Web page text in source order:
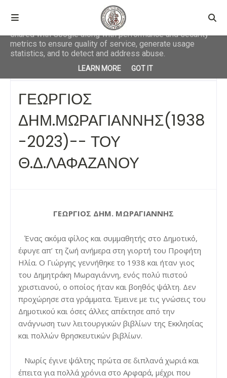
ΔΗΜ.ΜΩΡΑΓΙΑΝΝΗΣ(1938-2023)-- ΤΟΥ Θ.Δ.ΛΑΦΑΖΑΝΟΥ
ΓΕΩΡΓΙΟΣ
ΔΗΜ.ΜΩΡΑΓΙΑΝΝΗΣ(1938
-2023)-- ΤΟΥ
Θ.Δ.ΛΑΦΑΖΑΝΟΥ
ΓΕΩΡΓΙΟΣ ΔΗΜ. ΜΩΡΑΓΙΑΝΝΗΣ
Ένας ακόμα φίλος και συμμαθητής στο Δημοτικό,
έφυγε απ’ τη ζωή ανήμερα στη γιορτή του Προφήτη
Ηλία. Ο Γιώργης γεννήθηκε το 1938 και ήταν γιος
του Δημητράκη Μωραγιάννη, ενός πολύ πιστού
χριστιανού, ο οποίος ήταν και βοηθός ψάλτη. Δεν
προχώρησε στα γράμματα. Έμεινε με τις γνώσεις του
Δημοτικού και όσες άλλες απέκτησε από την
ανάγνωση των λειτουργικών βιβλίων της Εκκλησίας
και πολλών θρησκευτικών βιβλίων.
Νωρίς έγινε ψάλτης πρώτα σε διπλανά χωριά και
έπειτα για πολλά χρόνια στο Αρφαρά, μέχρι που
This site uses cookies from Google to deliver its services
and to analyze traffic. Your IP address and user-agent are
shared with Google along with performance and security
metrics to ensure quality of service, generate usage
statistics, and to detect and address abuse.
LEARN MORE GOT IT